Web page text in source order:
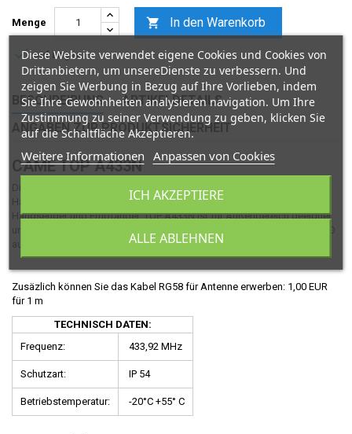
Menge  In den Warenkorb
auf Lager
BESCHREIBUNG
ARTIKELDETAILS
ANGABEN ZUR PRODUKTSICHERHEIT
CAME TOP A433N
Die Antenne CAME TOP A433N erweitert die Reichweite von
Handsendern. Sie ermöglicht bessere Kommunikation zwischen dem
Handsender und Empfänger. TOP A433N ist für Außenbereich geeignet
und ist mit Handsendern aus Serien Came TOP, SPACE, TAM und ATOMO
auf der Frequenz 433,92 MHz kompatibel.
Zusäzlich können Sie das Kabel RG58 für Antenne erwerben: 1,00 EUR
für 1 m
TECHNISCH DATEN:
Frequenz:
433,92 MHz
Schutzart: IP 54
Betriebstemperatur: -20°C +55° C
Diese Website verwendet eigene Cookies und Cookies von
Drittanbietern, um unsereDienste zu verbessern. Und
zeigen Sie Werbung in Bezug auf Ihre Vorlieben, indem
Sie Ihre Gewohnheiten analysieren navigation. Um Ihre
Zustimmung zu seiner Verwendung zu geben, klicken Sie
auf die Schaltfläche Akzeptieren.
Weitere Informationen Anpassen von Cookies
ALLE ABLEHNEN
ICH AKZEPTIERE